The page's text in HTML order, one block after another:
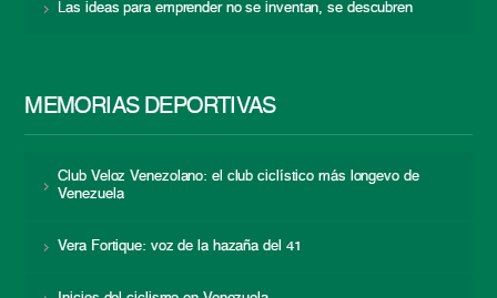
Las ideas para emprender no se inventan, se descubren
MEMORIAS DEPORTIVAS
Club Veloz Venezolano: el club ciclístico más longevo de
Venezuela
Vera Fortique: voz de la hazaña del 41